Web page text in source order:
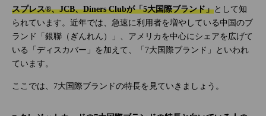
スプレス®、JCB、Diners Clubが「5大国際ブランド」として知
られています。近年では、急速に利用者を増やしている中国のブ
ランド「銀聯（ぎんれん）」、アメリカを中心にシェアを広げて
いる「ディスカバー」を加えて、「7大国際ブランド」といわれ
ています。
ここでは、7大国際ブランドの特長を見ていきましょう。